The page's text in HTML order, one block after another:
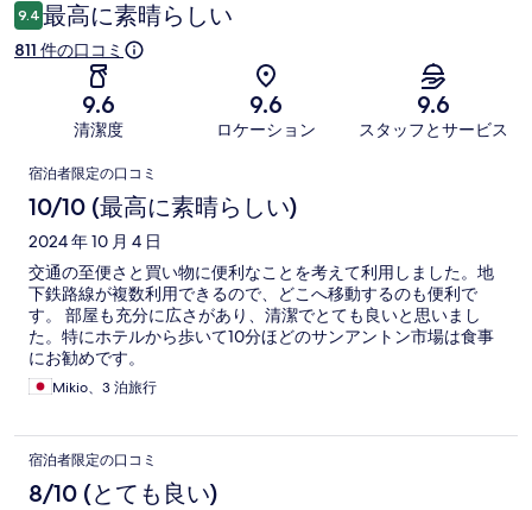
9.4 最高に素晴らしい
811 件の口コミ
9.6
清潔度
9.6
ロケーション
9.6
スタッフとサービス
口
コ
ミ
宿泊者限定の口コミ
10/10 (最高に素晴らしい)
2024 年 10 月 4 日
交通の至便さと買い物に便利なことを考えて利用しました。地
下鉄路線が複数利用できるので、どこへ移動するのも便利で
す。 部屋も充分に広さがあり、清潔でとても良いと思いまし
た。特にホテルから歩いて10分ほどのサンアントン市場は食事
にお勧めです。
Mikio、3 泊旅行
宿泊者限定の口コミ
8/10 (とても良い)